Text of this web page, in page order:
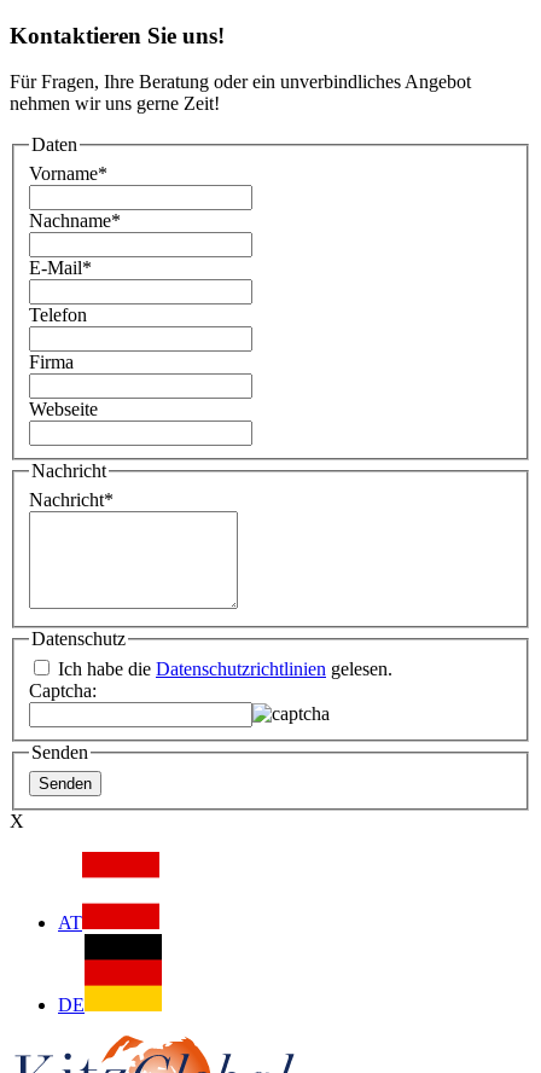
Kontaktieren Sie uns!
Für Fragen, Ihre Beratung oder ein unverbindliches Angebot
nehmen wir uns gerne Zeit!
Daten
Vorname*
Nachname*
E-Mail*
Telefon
Firma
Webseite
Nachricht
Nachricht*
Datenschutz
Ich habe die Datenschutzrichtlinien gelesen.
Captcha:
Senden
X
AT
DE